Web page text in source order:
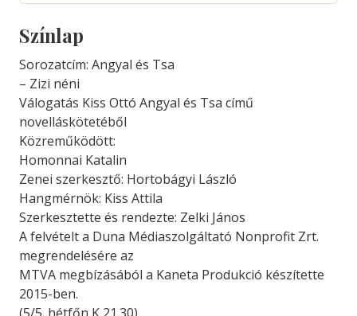
Színlap
Sorozatcím: Angyal és Tsa
– Zizi néni
Válogatás Kiss Ottó Angyal és Tsa című
novelláskötetéből
Közreműködött:
Homonnai Katalin
Zenei szerkesztő: Hortobágyi László
Hangmérnök: Kiss Attila
Szerkesztette és rendezte: Zelki János
A felvételt a Duna Médiaszolgáltató Nonprofit Zrt.
megrendelésére az
MTVA megbízásából a Kaneta Produkció készítette
2015-ben.